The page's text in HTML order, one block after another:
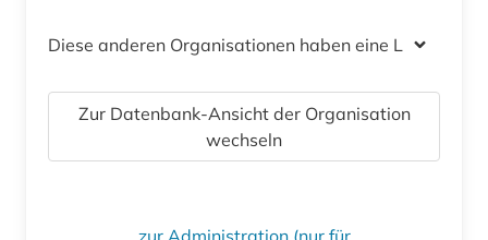
Diese anderen Organisationen haben eine Lizenz
Zur Datenbank-Ansicht der Organisation
wechseln
zur Administration (nur für